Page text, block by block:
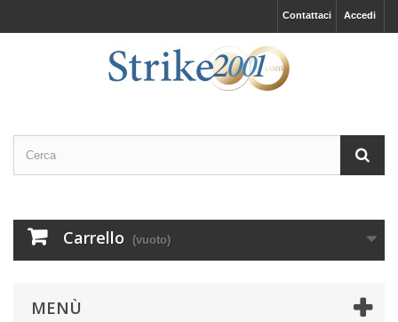
Accedi
Contattaci
Carrello (vuoto)
MENÙ